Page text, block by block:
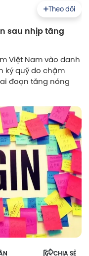
Theo dõi
sau nhịp tăng
Việt Nam vào danh
ký quỹ do chậm
đoạn tăng nóng
CHIA SẺ